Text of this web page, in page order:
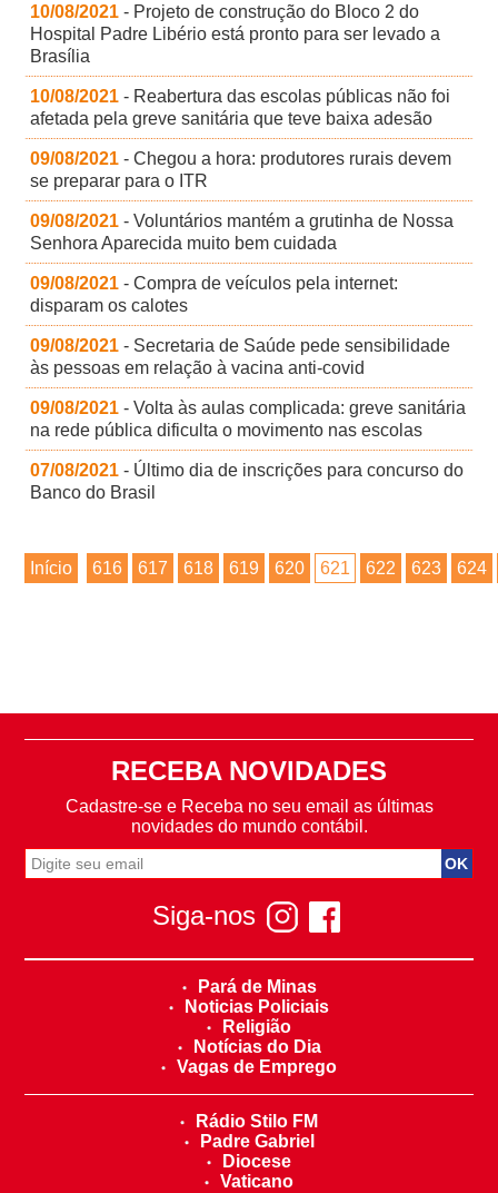
10/08/2021 - Projeto de construção do Bloco 2 do
Hospital Padre Libério está pronto para ser levado a
Brasília
10/08/2021 - Reabertura das escolas públicas não foi
afetada pela greve sanitária que teve baixa adesão
09/08/2021 - Chegou a hora: produtores rurais devem
se preparar para o ITR
09/08/2021 - Voluntários mantém a grutinha de Nossa
Senhora Aparecida muito bem cuidada
09/08/2021 - Compra de veículos pela internet:
disparam os calotes
09/08/2021 - Secretaria de Saúde pede sensibilidade
às pessoas em relação à vacina anti-covid
09/08/2021 - Volta às aulas complicada: greve sanitária
na rede pública dificulta o movimento nas escolas
07/08/2021 - Último dia de inscrições para concurso do
Banco do Brasil
Início 616 617 618 619 620 621 622 623 624
RECEBA NOVIDADES
Cadastre-se e Receba no seu email as últimas
novidades do mundo contábil.
Siga-nos
Pará de Minas
Noticias Policiais
Religião
Notícias do Dia
Vagas de Emprego
Rádio Stilo FM
Padre Gabriel
Diocese
Vaticano